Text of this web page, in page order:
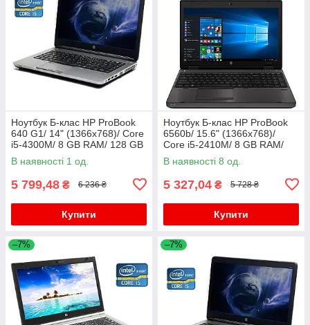
Ноутбук Б-клас HP ProBook
640 G1/ 14" (1366x768)/ Core
i5-4300M/ 8 GB RAM/ 128 GB
SSD/ HD Graphic 4600
В наявності 1 од.
5 799,48 ₴ 6 236 ₴
Купити
Ноутбук Б-клас HP ProBook
6560b/ 15.6" (1366x768)/
Core i5-2410M/ 8 GB RAM/
320 GB HDD/ HD 3000
В наявності 8 од.
5 327,04 ₴ 5 728 ₴
Купити
–7% –7%